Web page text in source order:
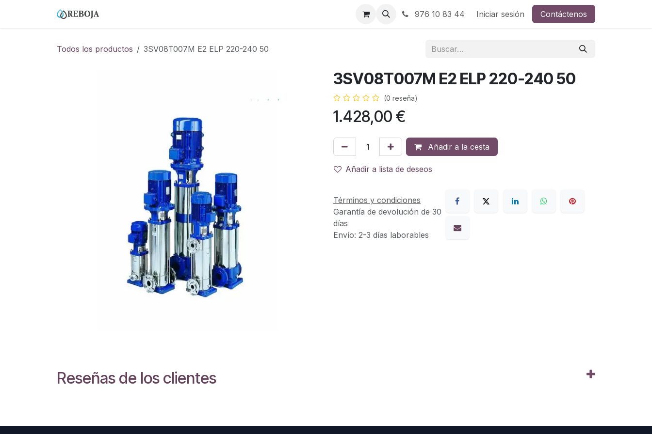
Blog 976 10 83 44 Iniciar sesión Contáctenos
Todos los productos 3SV08T007M E2 ELP 220-240 50
3SV08T007M E2 ELP 220-240 50
(0 reseña)
1.428,00 €
Añadir a la cesta
Añadir a lista de deseos
Términos y condiciones
Garantía de devolución de 30
días
Envío: 2-3 días laborables
Reseñas de los clientes